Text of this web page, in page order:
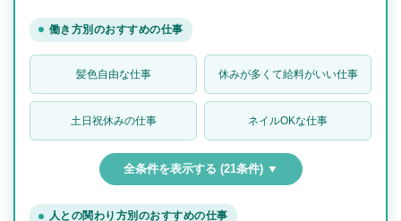
働き方別のおすすめの仕事
髪色自由な仕事 休みが多くて給料がいい仕事
土日祝休みの仕事 ネイルOKな仕事
全条件を表示する (21条件) ▼
人との関わり方別のおすすめの仕事